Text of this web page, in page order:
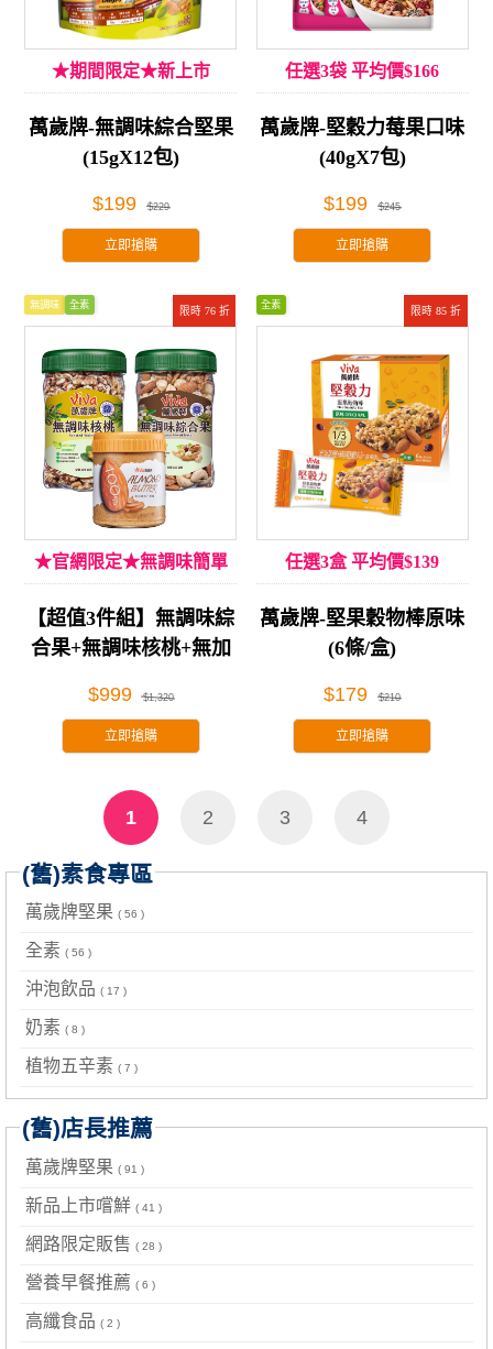
★期間限定★新上市
萬歲牌-無調味綜合堅果
(15gX12包)
$199 $229
立即搶購
任選3袋 平均價$166
萬歲牌-堅穀力莓果口味
(40gX7包)
$199 $245
立即搶購
限時 76 折
無調味 全素
★官網限定★無調味簡單
吃!
【超值3件組】無調味綜
合果+無調味核桃+無加
$999 $1,320
立即搶購
限時 85 折
全素
任選3盒 平均價$139
萬歲牌-堅果穀物棒原味
(6條/盒)
$179 $210
立即搶購
1 2 3 4
(舊)素食專區
萬歲牌堅果 ( 56 )
全素 ( 56 )
沖泡飲品 ( 17 )
奶素 ( 8 )
植物五辛素 ( 7 )
(舊)店長推薦
萬歲牌堅果 ( 91 )
新品上市嚐鮮 ( 41 )
網路限定販售 ( 28 )
營養早餐推薦 ( 6 )
高纖食品 ( 2 )